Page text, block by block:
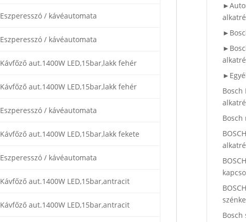
Eszperesszó / kávéautomata
Eszperesszó / kávéautomata
Kávfőző aut.1400W LED,15bar,lakk fehér
Kávfőző aut.1400W LED,15bar,lakk fehér
Eszperesszó / kávéautomata
Kávfőző aut.1400W LED,15bar,lakk fekete
Eszperesszó / kávéautomata
Kávfőző aut.1400W LED,15bar,antracit
Kávfőző aut.1400W LED,15bar,antracit
Bosch
Bosch
Bosch